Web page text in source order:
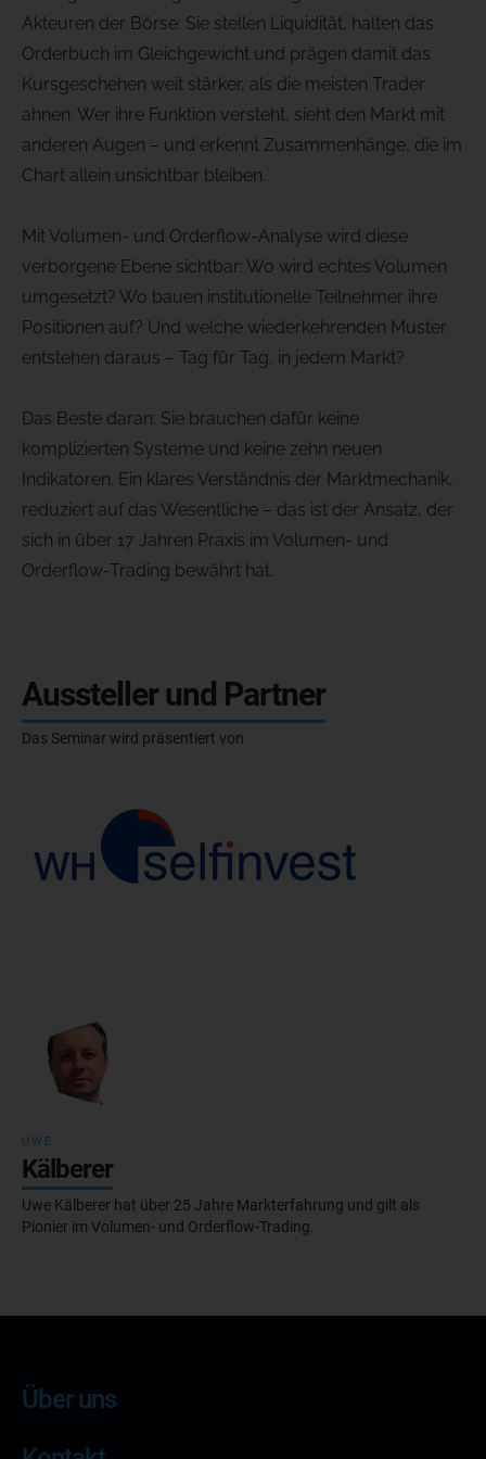
Akteuren der Börse: Sie stellen Liquidität, halten das
Orderbuch im Gleichgewicht und prägen damit das
Kursgeschehen weit stärker, als die meisten Trader
ahnen. Wer ihre Funktion versteht, sieht den Markt mit
anderen Augen – und erkennt Zusammenhänge, die im
Chart allein unsichtbar bleiben.
Mit Volumen- und Orderflow-Analyse wird diese
verborgene Ebene sichtbar: Wo wird echtes Volumen
umgesetzt? Wo bauen institutionelle Teilnehmer ihre
Positionen auf? Und welche wiederkehrenden Muster
entstehen daraus – Tag für Tag, in jedem Markt?
Das Beste daran: Sie brauchen dafür keine
komplizierten Systeme und keine zehn neuen
Indikatoren. Ein klares Verständnis der Marktmechanik,
reduziert auf das Wesentliche – das ist der Ansatz, der
sich in über 17 Jahren Praxis im Volumen- und
Orderflow-Trading bewährt hat.
Aussteller und Partner
Das Seminar wird präsentiert von
UWE
Kälberer
Uwe Kälberer hat über 25 Jahre Markterfahrung und gilt als
Pionier im Volumen- und Orderflow-Trading.
Über uns